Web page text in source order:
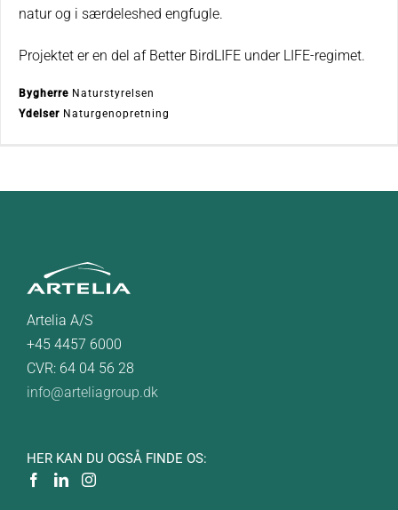
natur og i særdeleshed engfugle.
Projektet er en del af Better BirdLIFE under LIFE-regimet.
Bygherre Naturstyrelsen
Ydelser Naturgenopretning
Artelia A/S
+45 4457 6000
CVR: 64 04 56 28
info@arteliagroup.dk
HER KAN DU OGSÅ FINDE OS: